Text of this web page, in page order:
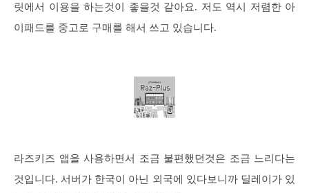
릿에서 이용을 하는것이 좋을것 같아요. 저도 역시 저렴한 아
이패드를 중고로 구매를 해서 쓰고 있습니다.
라즈키즈 앱을 사용하면서 조금 불편했던것은 조금 느리다는
것입니다. 서버가 한국이 아닌 외국에 있다보니까 딜레이가 있